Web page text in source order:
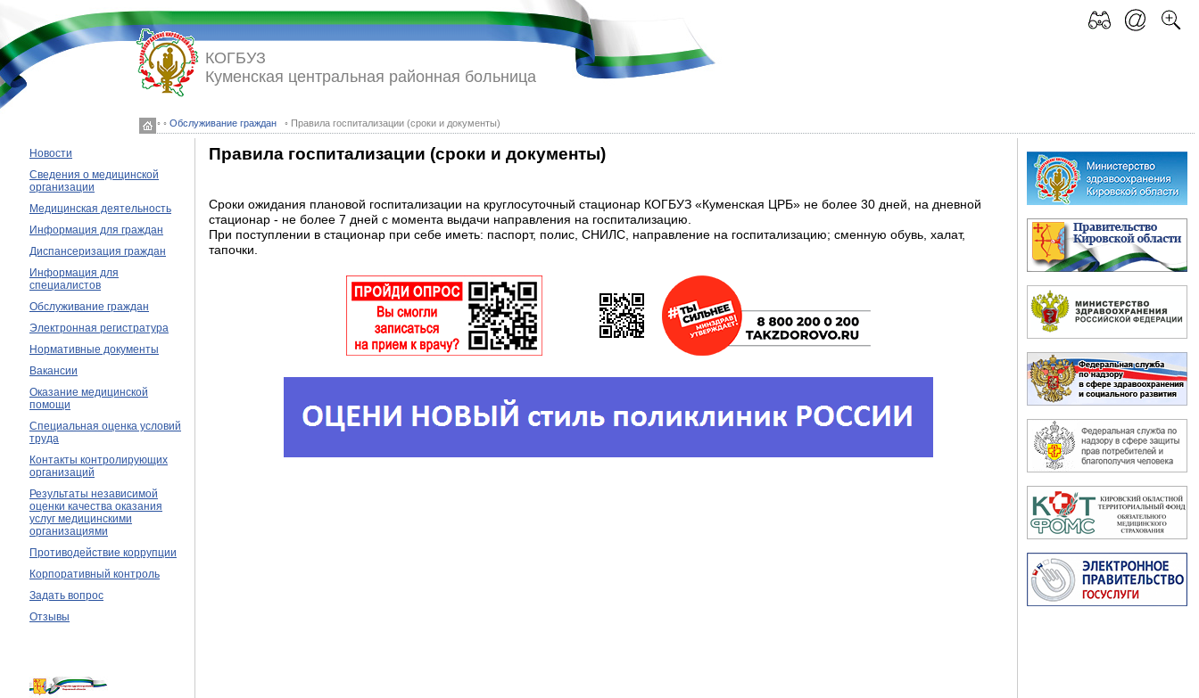
◦ ◦Обслуживание граждан ◦ Правила госпитализации (сроки и документы)
КОГБУЗ
Куменская центральная районная больница
Новости
Сведения о медицинской
организации
Медицинская деятельность
Информация для граждан
Диспансеризация граждан
Информация для
специалистов
Обслуживание граждан
Электронная регистратура
Нормативные документы
Вакансии
Оказание медицинской
помощи
Специальная оценка условий
труда
Контакты контролирующих
организаций
Результаты независимой
оценки качества оказания
услуг медицинскими
организациями
Противодействие коррупции
Корпоративный контроль
Задать вопрос
Отзывы
Правила госпитализации (сроки и документы)
Сроки ожидания плановой госпитализации на круглосуточный стационар КОГБУЗ «Куменская ЦРБ» не более 30 дней, на дневной
стационар - не более 7 дней с момента выдачи направления на госпитализацию.
При поступлении в стационар при себе иметь: паспорт, полис, СНИЛС, направление на госпитализацию; сменную обувь, халат,
тапочки.